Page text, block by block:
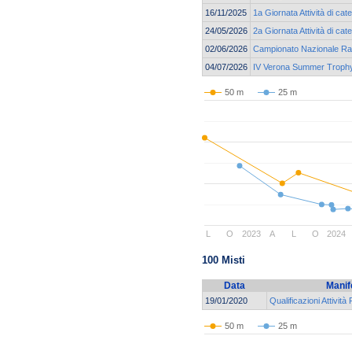
16/11/2025
1a Giornata Attività di
24/05/2026 2a Giornata Attività di
02/06/2026 Campionato Nazionale
04/07/2026
IV Verona Summer
50 m 25 m
2023 2024
L O A L O
100 Misti
Data
19/01/2020 Qualificazioni Attività
50 m 25 m